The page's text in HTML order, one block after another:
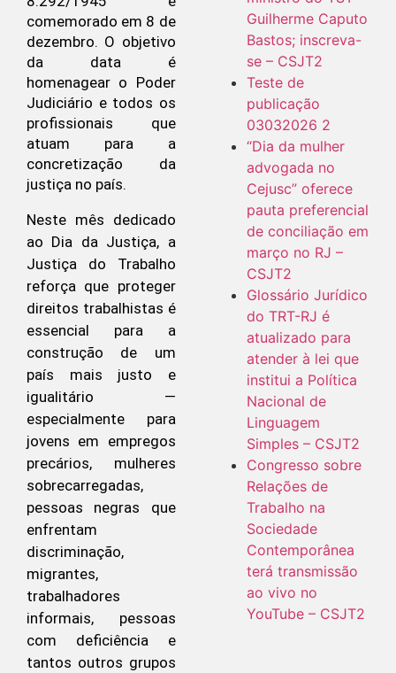
comemorado em 8 de
dezembro. O objetivo
da data é
homenagear o Poder
Judiciário e todos os
profissionais que
atuam para a
concretização da
justiça no país.
Neste mês dedicado
ao Dia da Justiça, a
Justiça do Trabalho
reforça que proteger
direitos trabalhistas é
essencial para a
construção de um
país mais justo e
igualitário —
especialmente para
jovens em empregos
precários, mulheres
sobrecarregadas,
pessoas negras que
enfrentam
discriminação,
migrantes,
trabalhadores
informais, pessoas
com deficiência e
tantos outros grupos
Guilherme Caputo
Bastos; inscreva-
se – CSJT2
Teste de
publicação
03032026 2
“Dia da mulher
advogada no
Cejusc” oferece
pauta preferencial
de conciliação em
março no RJ –
CSJT2
Glossário Jurídico
do TRT-RJ é
atualizado para
atender à lei que
institui a Política
Nacional de
Linguagem
Simples – CSJT2
Congresso sobre
Relações de
Trabalho na
Sociedade
Contemporânea
terá transmissão
ao vivo no
YouTube – CSJT2